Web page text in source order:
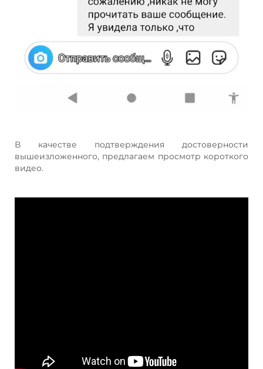
В качестве подтверждения достоверности
вышеизложенного, предлагаем просмотр короткого
видео.